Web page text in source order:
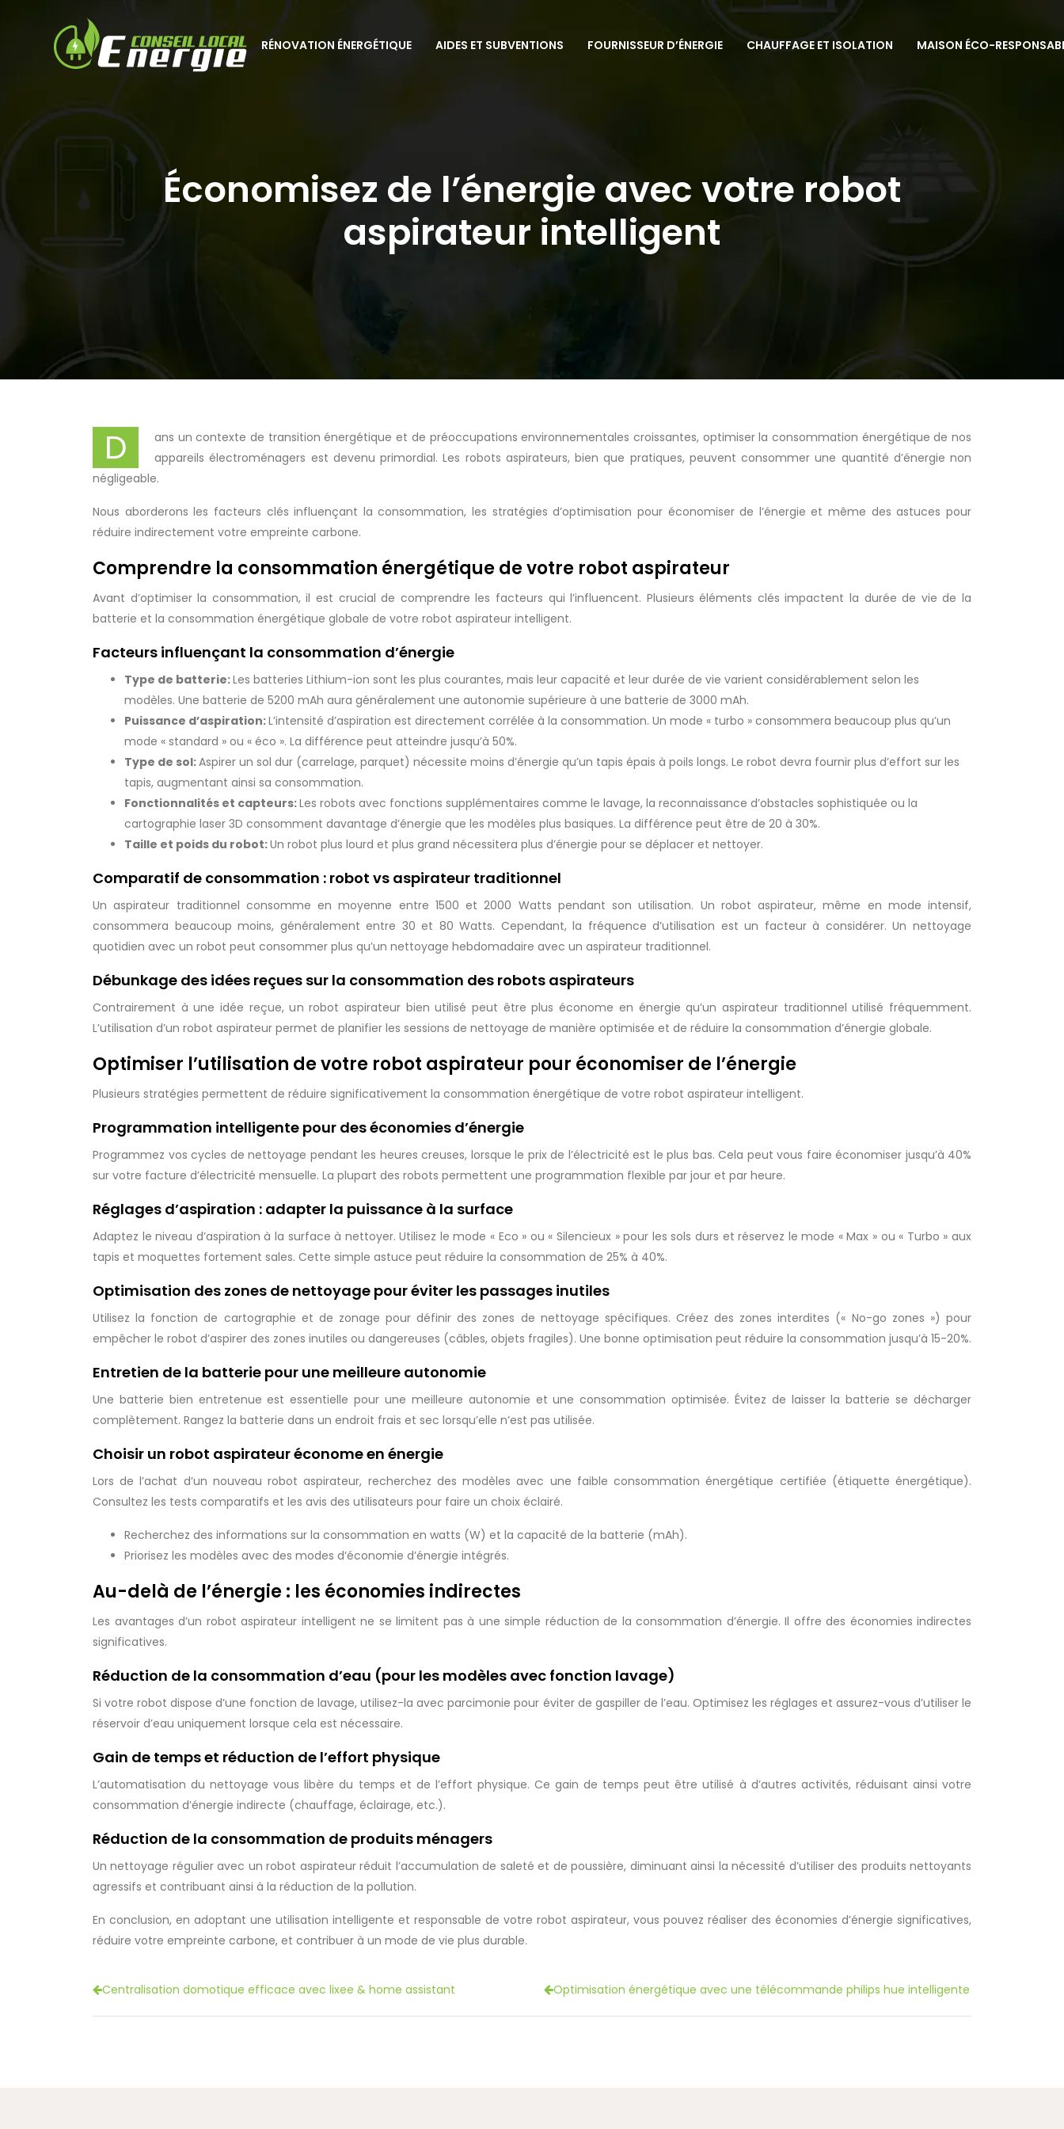
RÉNOVATION ÉNERGÉTIQUE AIDES ET SUBVENTIONS FOURNISSEUR D’ÉNERGIE CHAUFFAGE ET ISOLATION MAISON ÉCO-
Économisez de l’énergie avec votre robot
aspirateur intelligent
D
ans un contexte de transition énergétique et de préoccupations environnementales croissantes, optimiser la consommation énergétique de nos
appareils électroménagers est devenu primordial. Les robots aspirateurs, bien que pratiques, peuvent consommer une quantité d’énergie non
négligeable.
Nous aborderons les facteurs clés influençant la consommation, les stratégies d’optimisation pour économiser de l’énergie et même des astuces pour
réduire indirectement votre empreinte carbone.
Comprendre la consommation énergétique de votre robot aspirateur
Avant d’optimiser la consommation, il est crucial de comprendre les facteurs qui l’influencent. Plusieurs éléments clés impactent la durée de vie de la
batterie et la consommation énergétique globale de votre robot aspirateur intelligent.
Facteurs influençant la consommation d’énergie
Type de batterie:Les batteries Lithium-ion sont les plus courantes, mais leur capacité et leur durée de vie varient considérablement selon les
modèles. Une batterie de 5200 mAh aura généralement une autonomie supérieure à une batterie de 3000 mAh.
Puissance d’aspiration:L’intensité d’aspiration est directement corrélée à la consommation. Un mode « turbo » consommera beaucoup plus qu’un
mode « standard » ou « éco ». La différence peut atteindre jusqu’à 50%.
Type de sol:Aspirer un sol dur (carrelage, parquet) nécessite moins d’énergie qu’un tapis épais à poils longs. Le robot devra fournir plus d’effort sur les
tapis, augmentant ainsi sa consommation.
Fonctionnalités et capteurs:Les robots avec fonctions supplémentaires comme le lavage, la reconnaissance d’obstacles sophistiquée ou la
cartographie laser 3D consomment davantage d’énergie que les modèles plus basiques. La différence peut être de 20 à 30%.
Taille et poids du robot:Un robot plus lourd et plus grand nécessitera plus d’énergie pour se déplacer et nettoyer.
Comparatif de consommation : robot vs aspirateur traditionnel
Un aspirateur traditionnel consomme en moyenne entre 1500 et 2000 Watts pendant son utilisation. Un robot aspirateur, même en mode intensif,
consommera beaucoup moins, généralement entre 30 et 80 Watts. Cependant, la fréquence d’utilisation est un facteur à considérer. Un nettoyage
quotidien avec un robot peut consommer plus qu’un nettoyage hebdomadaire avec un aspirateur traditionnel.
Débunkage des idées reçues sur la consommation des robots aspirateurs
Contrairement à une idée reçue, un robot aspirateur bien utilisé peut être plus économe en énergie qu’un aspirateur traditionnel utilisé fréquemment.
L’utilisation d’un robot aspirateur permet de planifier les sessions de nettoyage de manière optimisée et de réduire la consommation d’énergie globale.
Optimiser l’utilisation de votre robot aspirateur pour économiser de l’énergie
Plusieurs stratégies permettent de réduire significativement la consommation énergétique de votre robot aspirateur intelligent.
Programmation intelligente pour des économies d’énergie
Programmez vos cycles de nettoyage pendant les heures creuses, lorsque le prix de l’électricité est le plus bas. Cela peut vous faire économiser jusqu’à 40%
sur votre facture d’électricité mensuelle. La plupart des robots permettent une programmation flexible par jour et par heure.
Réglages d’aspiration : adapter la puissance à la surface
Adaptez le niveau d’aspiration à la surface à nettoyer. Utilisez le mode « Eco » ou « Silencieux » pour les sols durs et réservez le mode « Max » ou « Turbo » aux
tapis et moquettes fortement sales. Cette simple astuce peut réduire la consommation de 25% à 40%.
Optimisation des zones de nettoyage pour éviter les passages inutiles
Utilisez la fonction de cartographie et de zonage pour définir des zones de nettoyage spécifiques. Créez des zones interdites (« No-go zones ») pour
empêcher le robot d’aspirer des zones inutiles ou dangereuses (câbles, objets fragiles). Une bonne optimisation peut réduire la consommation jusqu’à 15-20%.
Entretien de la batterie pour une meilleure autonomie
Une batterie bien entretenue est essentielle pour une meilleure autonomie et une consommation optimisée. Évitez de laisser la batterie se décharger
complètement. Rangez la batterie dans un endroit frais et sec lorsqu’elle n’est pas utilisée.
Choisir un robot aspirateur économe en énergie
Lors de l’achat d’un nouveau robot aspirateur, recherchez des modèles avec une faible consommation énergétique certifiée (étiquette énergétique).
Consultez les tests comparatifs et les avis des utilisateurs pour faire un choix éclairé.
Recherchez des informations sur la consommation en watts (W) et la capacité de la batterie (mAh).
Priorisez les modèles avec des modes d’économie d’énergie intégrés.
Au-delà de l’énergie : les économies indirectes
Les avantages d’un robot aspirateur intelligent ne se limitent pas à une simple réduction de la consommation d’énergie. Il offre des économies indirectes
significatives.
Réduction de la consommation d’eau (pour les modèles avec fonction lavage)
Si votre robot dispose d’une fonction de lavage, utilisez-la avec parcimonie pour éviter de gaspiller de l’eau. Optimisez les réglages et assurez-vous d’utiliser le
réservoir d’eau uniquement lorsque cela est nécessaire.
Gain de temps et réduction de l’effort physique
L’automatisation du nettoyage vous libère du temps et de l’effort physique. Ce gain de temps peut être utilisé à d’autres activités, réduisant ainsi votre
consommation d’énergie indirecte (chauffage, éclairage, etc.).
Réduction de la consommation de produits ménagers
Un nettoyage régulier avec un robot aspirateur réduit l’accumulation de saleté et de poussière, diminuant ainsi la nécessité d’utiliser des produits nettoyants
agressifs et contribuant ainsi à la réduction de la pollution.
En conclusion, en adoptant une utilisation intelligente et responsable de votre robot aspirateur, vous pouvez réaliser des économies d’énergie significatives,
réduire votre empreinte carbone, et contribuer à un mode de vie plus durable.
Centralisation domotique efficace avec lixee & home assistant Optimisation énergétique avec une télécommande philips hue intelligente